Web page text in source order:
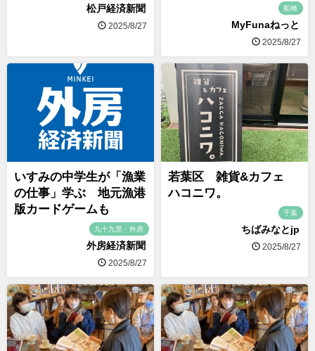
松戸経済新聞
2025/8/27
船橋
MyFunaねっと
2025/8/27
いすみの中学生が「漁業
の仕事」学ぶ 地元漁港
版カードゲームも
九十九里・外房
外房経済新聞
2025/8/27
若葉区 雑貨&カフェ
ハコニワ。
千葉
ちばみなとjp
2025/8/27